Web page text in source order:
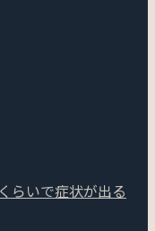
らいで症状が出る